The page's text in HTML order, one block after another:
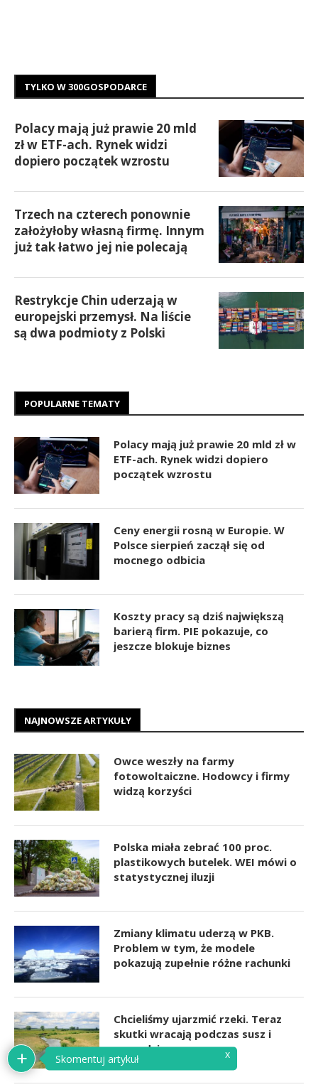
TYLKO W 300GOSPODARCE
Polacy mają już prawie 20 mld
zł w ETF-ach. Rynek widzi
dopiero początek wzrostu
Trzech na czterech ponownie
założyłoby własną firmę. Innym
już tak łatwo jej nie polecają
Restrykcje Chin uderzają w
europejski przemysł. Na liście
są dwa podmioty z Polski
POPULARNE TEMATY
Polacy mają już prawie 20 mld zł w
ETF-ach. Rynek widzi dopiero
początek wzrostu
Ceny energii rosną w Europie. W
Polsce sierpień zaczął się od
mocnego odbicia
Koszty pracy są dziś największą
barierą firm. PIE pokazuje, co
jeszcze blokuje biznes
NAJNOWSZE ARTYKUŁY
Owce weszły na farmy
fotowoltaiczne. Hodowcy i firmy
widzą korzyści
Polska miała zebrać 100 proc.
plastikowych butelek. WEI mówi o
statystycznej iluzji
Zmiany klimatu uderzą w PKB.
Problem w tym, że modele
pokazują zupełnie różne rachunki
Chcieliśmy ujarzmić rzeki. Teraz
skutki wracają podczas susz i
powodzi
Skomentuj artykuł x